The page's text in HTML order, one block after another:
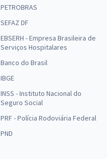
PETROBRAS
SEFAZ DF
EBSERH - Empresa Brasileira de
Serviços Hospitalares
Banco do Brasil
IBGE
INSS - Instituto Nacional do
Seguro Social
PRF - Polícia Rodoviária Federal
PND